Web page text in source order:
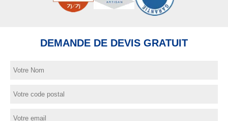
DEMANDE DE DEVIS GRATUIT